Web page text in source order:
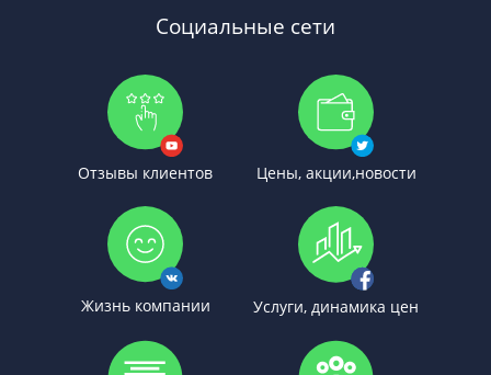
Социальные сети
Отзывы клиентов Цены, акции,новости
Жизнь компании Услуги, динамика цен